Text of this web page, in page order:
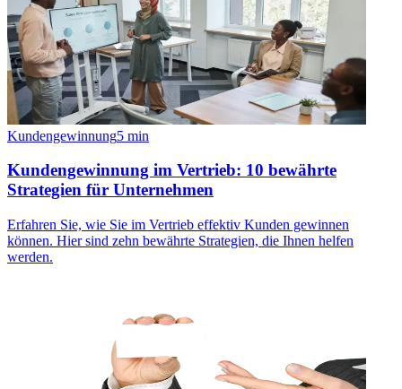
Kundengewinnung5 min
Kundengewinnung im Vertrieb: 10 bewährte
Strategien für Unternehmen
Erfahren Sie, wie Sie im Vertrieb effektiv Kunden gewinnen
können. Hier sind zehn bewährte Strategien, die Ihnen helfen
werden.